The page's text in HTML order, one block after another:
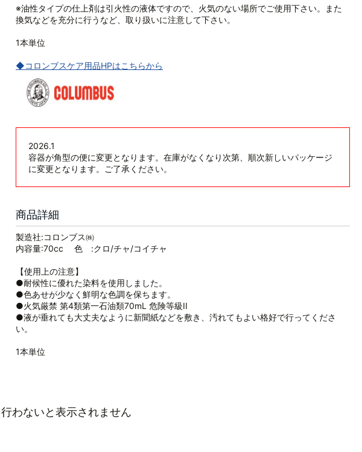
※油性タイプの仕上剤は引火性の液体ですので、火気のない場所でご使用下さい。また
換気などを充分に行うなど、取り扱いに注意して下さい。
1本単位
◆コロンブスケア用品HPはこちらから
2026.1
容器が角型の便に変更となります。在庫がなくなり次第、順次新しいパッケージ
に変更となります。ご了承ください。
商品詳細
製造社:コロンブス㈱
内容量:70cc 色 :クロ/チャ/コイチャ
【使用上の注意】
●耐候性に優れた染料を使用しました。
●色あせが少なく鮮明な色調を保ちます。
●火気厳禁 第4類第一石油類70mL 危険等級II
●液が垂れても大丈夫なように新聞紙などを敷き、汚れてもよい格好で行ってくださ
い。
1本単位
わないと表示されません